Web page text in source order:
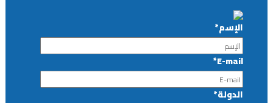
الإسم*
E-mail*
الدولة*